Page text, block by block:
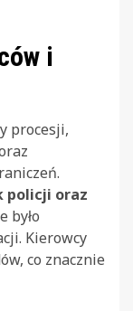
i
procesji,
policji oraz
było
Kierowcy
co znacznie